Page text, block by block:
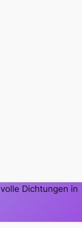
Dichtungen in